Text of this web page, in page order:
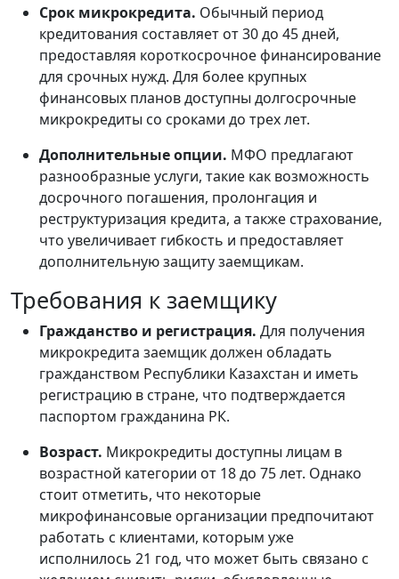
Срок микрокредита. Обычный период
кредитования составляет от 30 до 45 дней,
предоставляя короткосрочное финансирование
для срочных нужд. Для более крупных
финансовых планов доступны долгосрочные
микрокредиты со сроками до трех лет.
Дополнительные опции. МФО предлагают
разнообразные услуги, такие как возможность
досрочного погашения, пролонгация и
реструктуризация кредита, а также страхование,
что увеличивает гибкость и предоставляет
дополнительную защиту заемщикам.
Требования к заемщику
Гражданство и регистрация. Для получения
микрокредита заемщик должен обладать
гражданством Республики Казахстан и иметь
регистрацию в стране, что подтверждается
паспортом гражданина РК.
Возраст. Микрокредиты доступны лицам в
возрастной категории от 18 до 75 лет. Однако
стоит отметить, что некоторые
микрофинансовые организации предпочитают
работать с клиентами, которым уже
исполнилось 21 год, что может быть связано с